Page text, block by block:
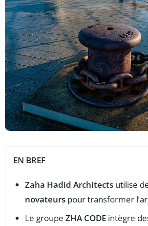
EN BREF
Zaha Hadid Architects utilise
novateurs pour transformer
Le groupe ZHA CODE intègre